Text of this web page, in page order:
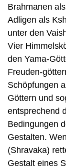
Brahmanen
Adligen als
unter den
Vier
den Yama-
Freuden-
Schöpfungen
Göttern und
entsprechend
Bedingungen
Gestalten.
(Shravaka)
Gestalt eines